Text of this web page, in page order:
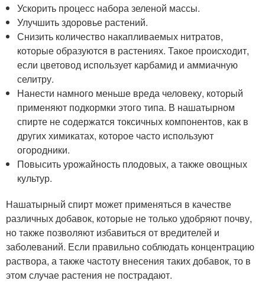
Ускорить процесс набора зеленой массы.
Улучшить здоровье растений.
Снизить количество накапливаемых нитратов,
которые образуются в растениях. Такое происходит,
если цветовод использует карбамид и аммиачную
селитру.
Нанести намного меньше вреда человеку, который
применяют подкормки этого типа. В нашатырном
спирте не содержатся токсичных компонентов, как в
других химикатах, которое часто используют
огородники.
Повысить урожайность плодовых, а также овощных
культур.
Нашатырный спирт может применяться в качестве
различных добавок, которые не только удобряют почву,
но также позволяют избавиться от вредителей и
заболеваний. Если правильно соблюдать концентрацию
раствора, а также частоту внесения таких добавок, то в
этом случае растения не пострадают.